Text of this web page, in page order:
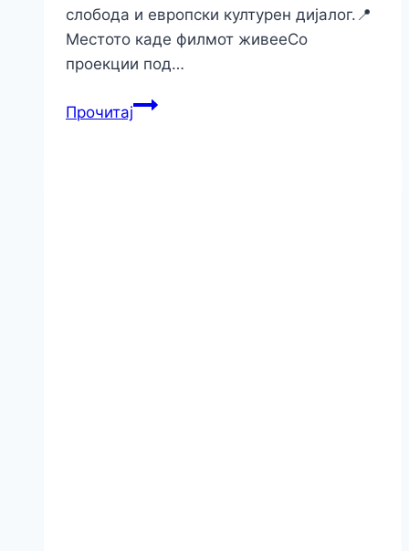
слобода и европски културен дијалог.📍
Местото каде филмот живееСо
проекции под…
Прочитај